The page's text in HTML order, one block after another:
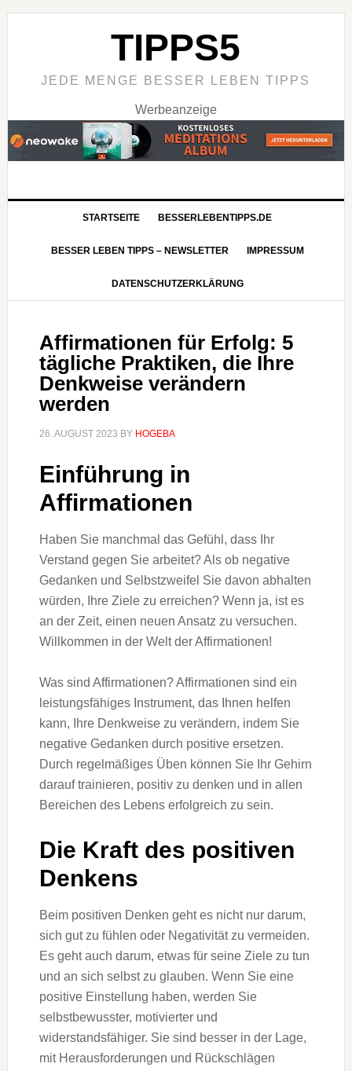
TIPPS5
JEDE MENGE BESSER LEBEN TIPPS
Werbeanzeige
STARTSEITE BESSERLEBENTIPPS.DE
BESSER LEBEN TIPPS – NEWSLETTER IMPRESSUM
DATENSCHUTZERKLÄRUNG
Affirmationen für Erfolg: 5
tägliche Praktiken, die Ihre
Denkweise verändern
werden
26. AUGUST 2023 BY HOGEBA
Einführung in
Affirmationen
Haben Sie manchmal das Gefühl, dass Ihr
Verstand gegen Sie arbeitet? Als ob negative
Gedanken und Selbstzweifel Sie davon abhalten
würden, Ihre Ziele zu erreichen? Wenn ja, ist es
an der Zeit, einen neuen Ansatz zu versuchen.
Willkommen in der Welt der Affirmationen!
Was sind Affirmationen? Affirmationen sind ein
leistungsfähiges Instrument, das Ihnen helfen
kann, Ihre Denkweise zu verändern, indem Sie
negative Gedanken durch positive ersetzen.
Durch regelmäßiges Üben können Sie Ihr Gehirn
darauf trainieren, positiv zu denken und in allen
Bereichen des Lebens erfolgreich zu sein.
Die Kraft des positiven
Denkens
Beim positiven Denken geht es nicht nur darum,
sich gut zu fühlen oder Negativität zu vermeiden.
Es geht auch darum, etwas für seine Ziele zu tun
und an sich selbst zu glauben. Wenn Sie eine
positive Einstellung haben, werden Sie
selbstbewusster, motivierter und
widerstandsfähiger. Sie sind besser in der Lage,
mit Herausforderungen und Rückschlägen